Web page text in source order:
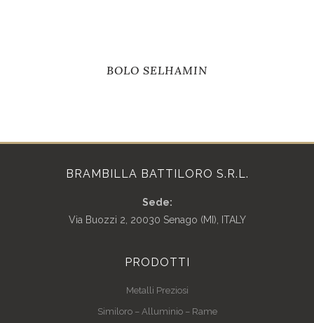
BOLO SELHAMIN
BRAMBILLA BATTILORO S.R.L.
Sede:
Via Buozzi 2, 20030 Senago (MI), ITALY
PRODOTTI
Metalli Preziosi
Similoro – Alluminio – Rame